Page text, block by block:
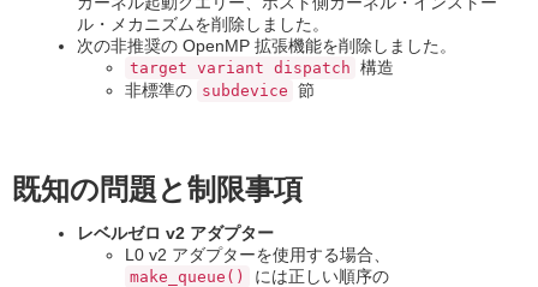
ル・メカニズムを削除しました。
次の非推奨の OpenMP 拡張機能を削除しました。
target variant dispatch 構造
非標準の subdevice 節
既知の問題と制限事項
レベルゼロ v2 アダプター
L0 v2 アダプターを使用する場合、
make_queue() には正しい順序の